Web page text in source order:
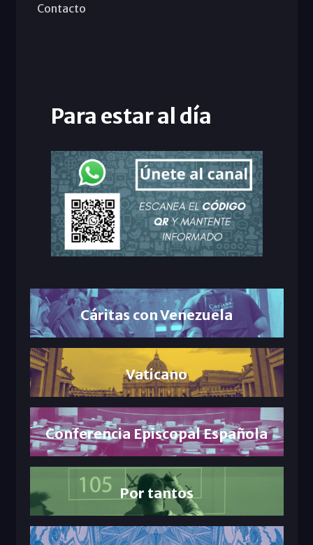
Contacto
Para estar al día
Cáritas con Venezuela
Vaticano
Conferencia Episcopal Española
Por tantos